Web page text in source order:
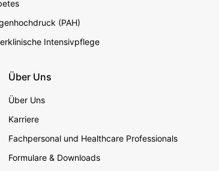
(PAH)
Intensivpflege
Über Uns
Über Uns
Karriere
Fachpersonal und Healthcare Professionals
Formulare & Downloads